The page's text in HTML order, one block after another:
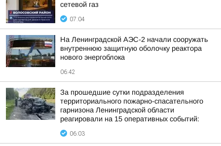
сетевой газ
07:04
На Ленинградской АЭС-2 начали сооружать
внутреннюю защитную оболочку реактора
нового энергоблока
06:42
За прошедшие сутки подразделения
территориального пожарно-спасательного
гарнизона Ленинградской области
реагировали на 15 оперативных событий:
06:03